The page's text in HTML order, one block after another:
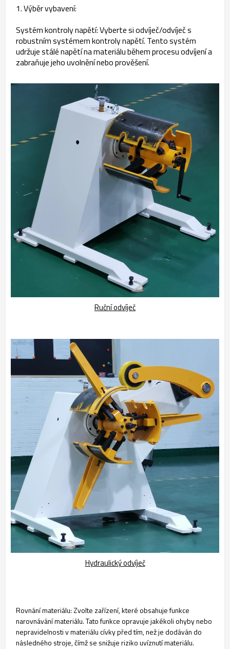
1. Výběr vybavení:
Systém kontroly napětí: Vyberte si odvíječ/odvíječ s
robustním systémem kontroly napětí. Tento systém
udržuje stálé napětí na materiálu během procesu odvíjení a
zabraňuje jeho uvolnění nebo prověšení.
Ruční odvíječ
Hydraulický odvíječ
Rovnání materiálu: Zvolte zařízení, které obsahuje funkce
narovnávání materiálu. Tato funkce opravuje jakékoli ohyby nebo
nepravidelnosti v materiálu cívky před tím, než je dodáván do
následného stroje, čímž se snižuje riziko uvíznutí materiálu.